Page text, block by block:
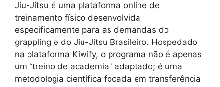
Jiu-Jítsu é uma plataforma online de
treinamento físico desenvolvida
especificamente para as demandas do
grappling e do Jiu-Jitsu Brasileiro. Hospedado
na plataforma Kiwify, o programa não é apenas
um “treino de academia” adaptado; é uma
metodologia científica focada em transferência